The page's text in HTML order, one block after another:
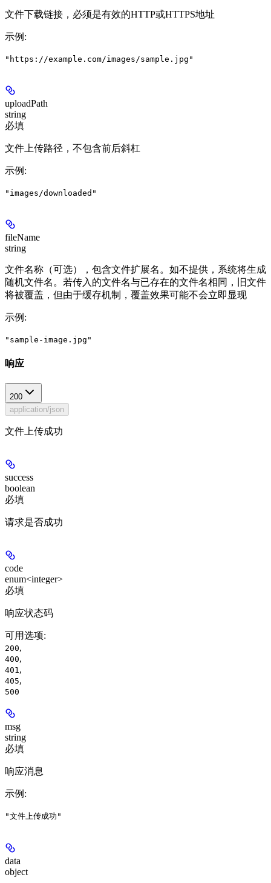
文件下载链接，必须是有效的HTTP或HTTPS地址
示例 :
"https://example.com/images/sample.jpg"
uploadPath
string
必填
文件上传路径，不包含前后斜杠
示例 :
"images/downloaded"
fileName
string
文件名称（可选），包含文件扩展名。如不提供，系统将生成
随机文件名。若传入的文件名与已存在的文件名相同，旧文件
将被覆盖，但由于缓存机制，覆盖效果可能不会立即显现
示例 :
"sample-image.jpg"
响应
200
application/json
文件上传成功
success
boolean
必填
请求是否成功
code
enum<integer>
必填
响应状态码
可用选项:
200,
400,
401,
405,
500
msg
string
必填
响应消息
示例 :
"文件上传成功"
data
object